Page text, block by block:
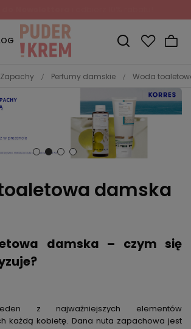
Zapachy Perfumy damskie Woda
damska
damska – czym się
z najważniejszych elementów
każdą kobietę. Dana nuta zapachowa jest